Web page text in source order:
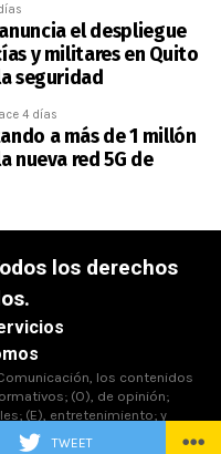
TWEET
el despliegue
y militares en Quito
seguridad
4 días
a más de 1 millón
nueva red 5G de
los derechos
los contenidos
(O), de opinión;
(E), entretenimiento; y